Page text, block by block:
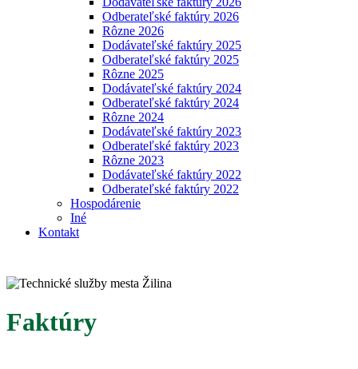
Odberateľské faktúry 2026
Rôzne 2026
Dodávateľské faktúry 2025
Odberateľské faktúry 2025
Rôzne 2025
Dodávateľské faktúry 2024
Odberateľské faktúry 2024
Rôzne 2024
Dodávateľské faktúry 2023
Odberateľské faktúry 2023
Rôzne 2023
Dodávateľské faktúry 2022
Odberateľské faktúry 2022
Hospodárenie
Iné
Kontakt
Faktúry